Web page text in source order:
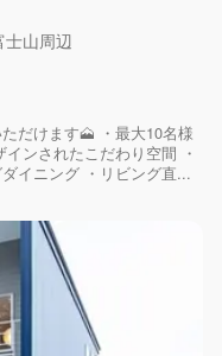
山周辺
だけます🗻 ・最大10名様
ンされたこだわり空間 ・
イニング ・リビング直...